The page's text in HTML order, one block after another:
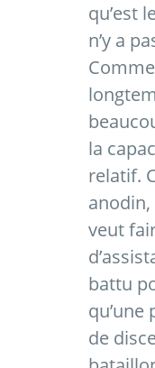
qu’est
n’y a
la
relatif.
anodin,
veut
battu
qu’une
de